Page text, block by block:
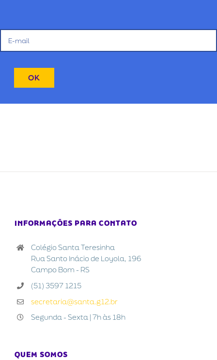
INFORMAÇÕES PARA CONTATO
Colégio Santa Teresinha
Rua Santo Inácio de Loyola, 196
Campo Bom - RS
(51) 3597 1215
secretaria@santa.g12.br
Segunda - Sexta | 7h às 18h
QUEM SOMOS